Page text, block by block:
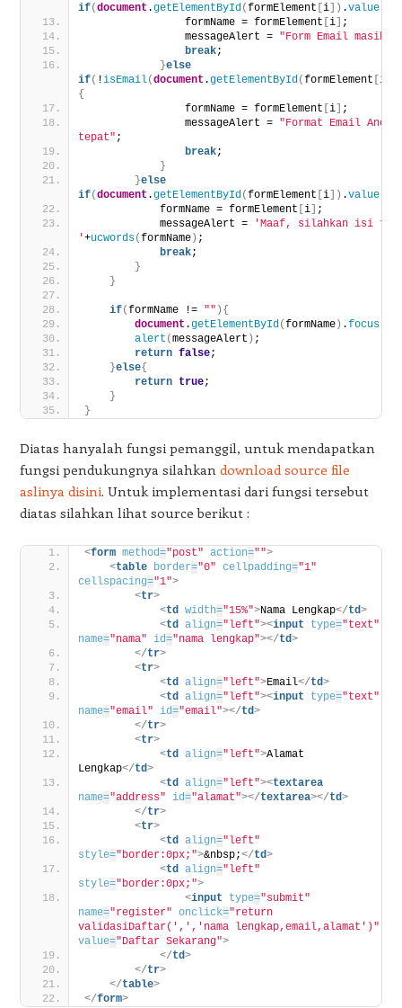
if(document .getElementById (formElement [i] ) .value
                formName = formElement
[i] ;
                messageAlert =
"Form Email masih
break;
}else
if( !isEmail(document .getElementById (formElement [i
{
                formName = formElement
[i] ;
                messageAlert =
"Format Email Anda
tepat" ;
break;
}
}else
if(document .getElementById (formElement [i] ) .value
            formName = formElement
[i] ;
            messageAlert =
'Maaf, silahkan isi
'+ucwords(formName) ;
break;
}
}
if(formName != "" ) {
document .getElementById (formName) .focus(
alert (messageAlert ) ;
return false;
}else{
return true;
}
}
Diatas hanyalah fungsi pemanggil, untuk mendapatkan
fungsi pendukungnya silahkan download source file
aslinya disini. Untuk implementasi dari fungsi tersebut
diatas silahkan lihat source berikut :
<form method="post" action="">
<table border="0" cellpadding="1"
cellspacing="1">
<tr>
<td width="15%">Nama Lengkap</td>
<td align="left"><input type="text"
name="nama" id="nama lengkap"></td>
</tr>
<tr>
<td align="left">Email</td>
<td align="left"><input type="text"
name="email" id="email"></td>
</tr>
<tr>
<td align="left">Alamat
Lengkap</td>
<td align="left"><textarea
name="address" id="alamat"></textarea></td>
</tr>
<tr>
<td align="left"
style="border:0px;">&nbsp;</td>
<td align="left"
style="border:0px;">
<input type="submit"
name="register" onclick="return
validasiDaftar(',','nama lengkap,email,alamat')"
value="Daftar Sekarang">
</td>
</tr>
</table>
</form>